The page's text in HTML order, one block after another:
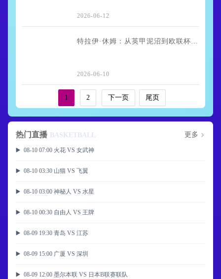
2026-06-12
特拉伊·休姆：从英甲泥沼到欧联杯舞台的华丽转身
2026-06-10
1 2 下一页 尾页
热门直播 BASKETBALL 更多
▶️ 08-10 07:00 火花 VS 女武神
▶️ 08-10 03:30 山猫 VS 飞翼
▶️ 08-10 03:00 神秘人 VS 水星
▶️ 08-10 00:30 自由人 VS 王牌
▶️ 08-09 19:30 青岛 VS 江苏
▶️ 08-09 15:00 广厦 VS 深圳
▶️ 08-09 12:00 墨尔本联 VS 日本B联赛联队